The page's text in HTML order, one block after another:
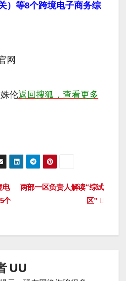
）等8个跨境电子商务综
网
伦返回搜狐，查看更多
两部一区负责人解读“综试
区”
电
个
UU